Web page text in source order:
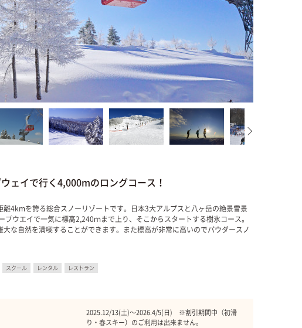
ェイで行く4,000mのロングコース！
離4kmを誇る総合スノーリゾートです。日本3大アルプスと八ヶ岳の絶景雪景
プウエイで一気に標高2,240ｍまで上り、そこからスタートする樹氷コース。
大な自然を満喫することができます。また標高が非常に高いのでパウダースノ
スクール レンタル レストラン
2025.12/13(土)〜2026.4/5(日) ※割引期間中（初滑
り・春スキー）のご利用は出来ません。